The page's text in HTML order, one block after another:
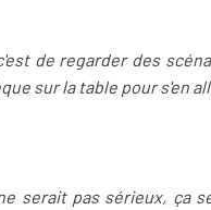
de regarder des
sur la table pour s'en
serait pas sérieux, ça